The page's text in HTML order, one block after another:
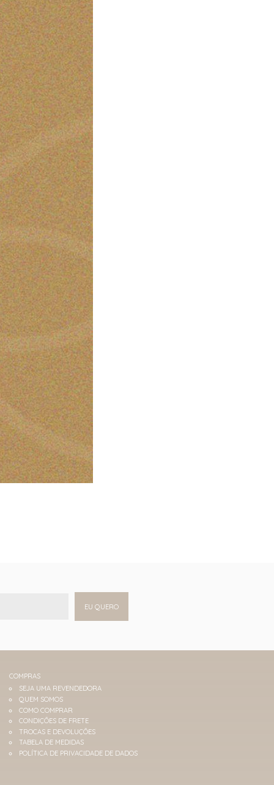
EU QUERO
COMPRAS
SEJA UMA REVENDEDORA
QUEM SOMOS
COMO COMPRAR
CONDIÇÕES DE FRETE
TROCAS E DEVOLUÇÕES
TABELA DE MEDIDAS
POLÍTICA DE PRIVACIDADE DE DADOS